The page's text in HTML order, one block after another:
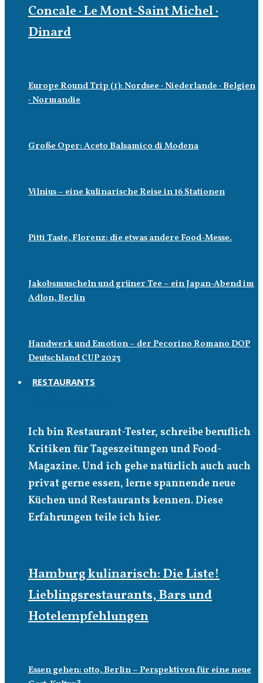
Concale · Le Mont-Saint Michel ·
Dinard
Europe Round Trip (1): Nordsee · Niederlande · Belgien
· Normandie
Große Oper: Aceto Balsamico di Modena
Vilnius – eine kulinarische Reise in 16 Stationen
Pitti Taste, Florenz: die etwas andere Food-Messe.
Jakobsmuscheln und grüner Tee – ein Japan-Abend im
Adlon, Berlin
Handwerk und Emotion – der Pecorino Romano DOP
Deutschland CUP 2023
RESTAURANTS
Ich bin Restaurant-Tester, schreibe beruflich
Kritiken für Tageszeitungen und Food-
Magazine. Und ich gehe natürlich auch auch
privat gerne essen, lerne spannende neue
Küchen und Restaurants kennen. Diese
Erfahrungen teile ich hier.
Hamburg kulinarisch: Die Liste!
Lieblingsrestaurants, Bars und
Hotelempfehlungen
Essen gehen: otto, Berlin – Perspektiven für eine neue